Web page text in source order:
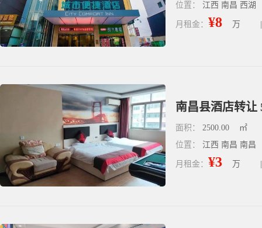
位置： 江西 南昌 西湖
月租金： ¥8 万
南昌县酒店转让
面积： 2500.00
㎡
位置： 江西 南昌 南昌
月租金： ¥3 万